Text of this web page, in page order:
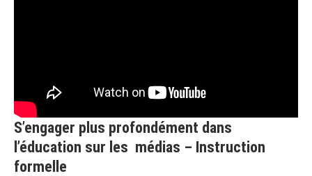
S’engager plus profondément dans
l’éducation sur les médias – Instruction
formelle